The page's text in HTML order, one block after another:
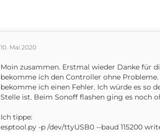
10. Mai 2020
Moin zusammen. Erstmal wieder Danke für
bekomme ich den Controller ohne
bekomme ich einen Fehler. Ich würde es so
Stelle ist. Beim Sonoff flashen ging es noch
Ich tippe:
esptool.py -p /dev/ttyUSB0 --baud 115200